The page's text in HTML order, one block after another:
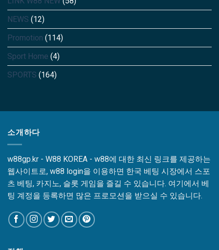
림
기
술
형
분
석
시
스
템
위
한
맞
춤
형
랫
폼
NEWS (12)
Promotion (114)
Sport Home (4)
SPORTS (164)
소개하다
w88gp.kr - W88 KOREA - w88에 대한 최신 링크를 제공하는
웹사이트로, w88 login을 이용하면 한국 베팅 시장에서 스포
츠 베팅, 카지노, 슬롯 게임을 즐길 수 있습니다. 여기에서 베
팅 계정을 등록하면 많은 프로모션을 받으실 수 있습니다.